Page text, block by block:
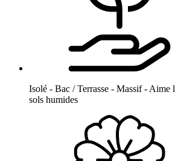
Isolé - Bac / Terrasse - Massif - Aime
sols humides